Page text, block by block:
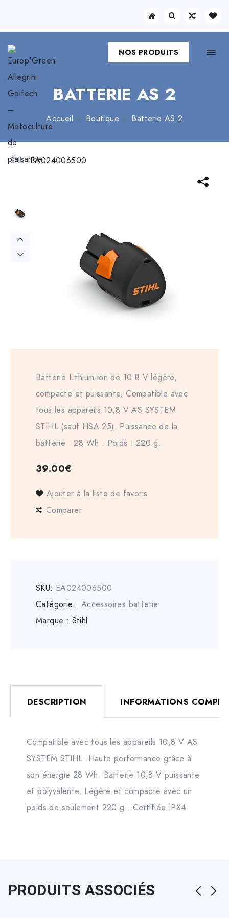
NOS PRODUITS
BATTERIE AS 2
Accueil Boutique Batterie AS 2
SKU:EA024006500
Batterie Lithium-ion de 10.8 V légère,
compacte et puissante. Compatible avec
tous les appareils 10,8 V AS SYSTEM
STIHL (sauf HSA 25). Puissance de la
batterie : 28 Wh . Poids : 220 g.
39.00€
Ajouter à la liste de favoris
Comparer
SKU: EA024006500
Catégorie : Accessoires batterie
Marque : Stihl
DESCRIPTION INFORMATIONS
Compatible avec tous les appareils 10,8 V AS
SYSTEM STIHL .Haute performance grâce à
son énergie 28 Wh. Batterie 10,8 V puissante
et polyvalente. Légère et compacte avec un
poids de seulement 220 g . Certifiée IPX4.
PRODUITS ASSOCIÉS